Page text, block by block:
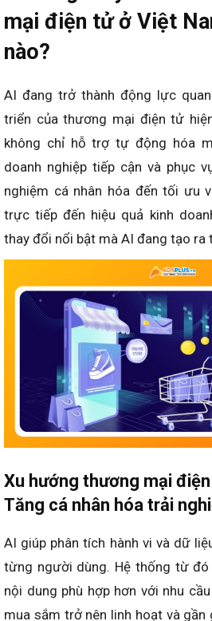
mại điện tử ở Việt
nào?
AI đang trở thành động lực
triển của thương mại điện tử
không chỉ hỗ trợ tự động hóa
doanh nghiệp tiếp cận và phục
nghiệm cá nhân hóa đến tối ưu
trực tiếp đến hiệu quả kinh
thay đổi nổi bật mà AI đang tạo ra
Xu hướng thương mại
Tăng cá nhân hóa trải
AI giúp phân tích hành vi và dữ
từng người dùng. Hệ thống từ đó
nội dung phù hợp hơn với nhu
mua sắm trở nên linh hoạt và gần